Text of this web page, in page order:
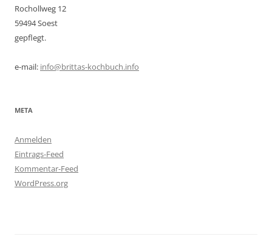
Rochollweg 12
59494 Soest
gepflegt.
e-mail: info@brittas-kochbuch.info
META
Anmelden
Eintrags-Feed
Kommentar-Feed
WordPress.org